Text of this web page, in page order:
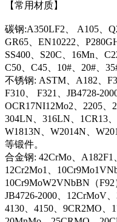
【常用材质】
碳钢:A350LF2、 A105、
GR65、EN10222、
SS400、S20C、16Mn、
C50、C45、10#、20#、
不锈钢: ASTM、A182、
F310、 F321、JB4728-
OCR17NI12Mo2、2205、
304LN、316LN、1CR13
W1813N、W2014N、
等锻件。
合金钢: 42CrMo、A182F1
12Cr2Mo1、
10Cr9MoW2VNbBN（F92
JB4726-2000、12CrMoV
4130、4150、9CR2MO、